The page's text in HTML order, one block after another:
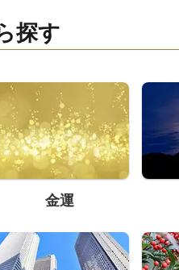
探す
金運